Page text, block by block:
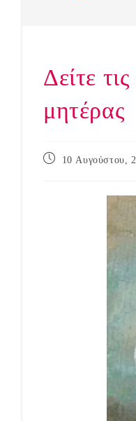
Δείτε
μητέρας
Post
10 Αυγούστου,